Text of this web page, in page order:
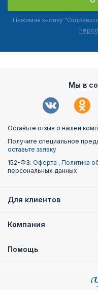
Нажимая кнопку
Мы в
Оставьте отзыв о нашей
Получите специальное
оставьте заявку
152-ФЗ: Оферта , Политика
персональных данных
Для клиентов
Компания
Помощь